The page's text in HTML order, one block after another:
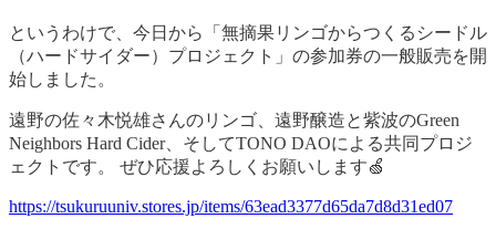
というわけで、今日から「無摘果リンゴからつくるシードル
（ハードサイダー）プロジェクト」の参加券の一般販売を開
始しました。
遠野の佐々木悦雄さんのリンゴ、遠野醸造と紫波のGreen
Neighbors Hard Cider、そしてTONO DAOによる共同プロジ
ェクトです。 ぜひ応援よろしくお願いします🍏
https://tsukuruuniv.stores.jp/items/63ead3377d65da7d8d31ed07